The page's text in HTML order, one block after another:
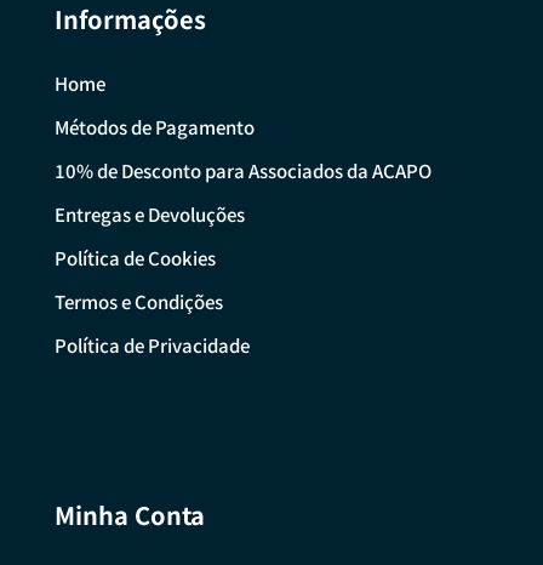
Informações
Home
Métodos de Pagamento
10% de Desconto para Associados da ACAPO
Entregas e Devoluções
Política de Cookies
Termos e Condições
Política de Privacidade
Minha Conta